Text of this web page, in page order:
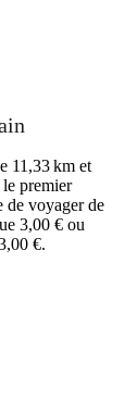
11,33 km et
premier
de voyager de
3,00 € ou
€.